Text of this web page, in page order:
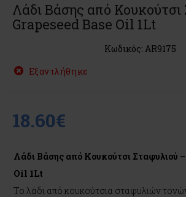
Λάδι Βάσης από Κουκούτσι
Grapeseed Base Oil 1Lt
Κωδικός: AR9175
Εξαντλήθηκε
18.60€
Λάδι Βάσης από Κουκούτσι Σταφυλιού –
Oil 1Lt
Το λάδι από κουκούτσια σταφυλιών